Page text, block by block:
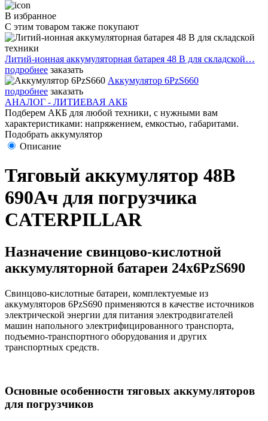
В избранное
С этим товаром также покупают
Литий-ионная аккумуляторная батарея 48 В для складской…
подробнее заказать
Аккумулятор 6PzS660
подробнее заказать
АНАЛОГ - ЛИТИЕВАЯ АКБ
Подберем АКБ для любой техники, с нужными вам
характеристиками: напряжением, емкостью, габаритами.
Подобрать аккумулятор
Описание
Тяговый аккумулятор 48В
690Ач для погрузчика
CATERPILLAR
Назначение свинцово-кислотной
аккумуляторной батареи 24х6PzS690
Свинцово-кислотные батареи, комплектуемые из
аккумуляторов 6PzS690 применяются в качестве источников
электрической энергии для питания электродвигателей
машин напольного электрифицированного транспорта,
подъемно-транспортного оборудования и других
транспортных средств.
Основные особенности тяговых аккумуляторов
для погрузчиков